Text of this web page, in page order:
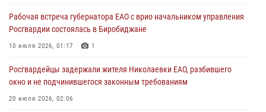
Рабочая встреча губернатора ЕАО с врио начальником управления
Росгвардии состоялась в Биробиджане
10 июля 2026, 01:17 1
Росгвардейцы задержали жителя Николаевки ЕАО, разбившего
окно и не подчинившегося законным требованиям
20 июля 2026, 02:06